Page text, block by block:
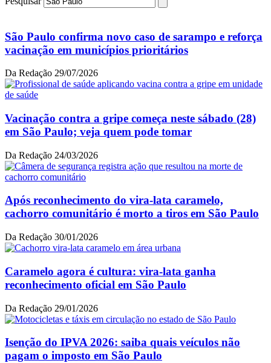
São Paulo confirma novo caso de sarampo e reforça
vacinação em municípios prioritários
Da Redação 29/07/2026
Vacinação contra a gripe começa neste sábado (28)
em São Paulo; veja quem pode tomar
Da Redação 24/03/2026
Após reconhecimento do vira-lata caramelo,
cachorro comunitário é morto a tiros em São Paulo
Da Redação 30/01/2026
Caramelo agora é cultura: vira-lata ganha
reconhecimento oficial em São Paulo
Da Redação 29/01/2026
Isenção do IPVA 2026: saiba quais veículos não
pagam o imposto em São Paulo